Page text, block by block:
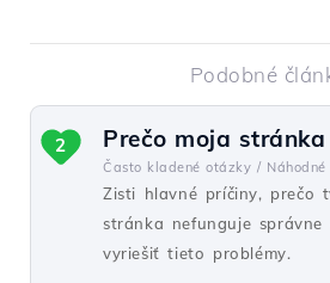
Podobné
Prečo moja stránka
Často kladené otázky / Náhodné
Zisti hlavné príčiny, prečo
stránka nefunguje
vyriešiť tieto problémy.
2